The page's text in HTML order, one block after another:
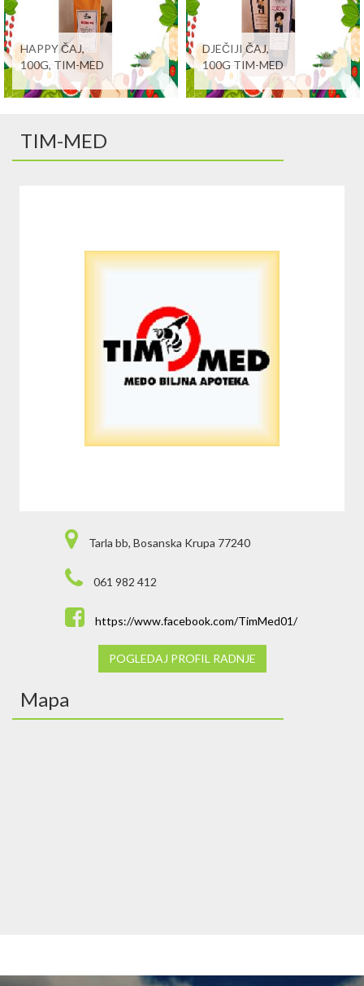
HAPPY ČAJ,
100G, TIM-MED
DJEČIJI ČAJ,
100G TIM-MED
TIM-MED
Tarla bb, Bosanska Krupa 77240
061 982 412
https://www.facebook.com/TimMed01/
POGLEDAJ PROFIL RADNJE
Mapa